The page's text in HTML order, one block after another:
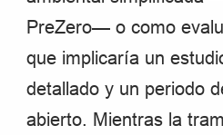
PreZero— o como
que implicaría un
detallado y un periodo
abierto. Mientras la